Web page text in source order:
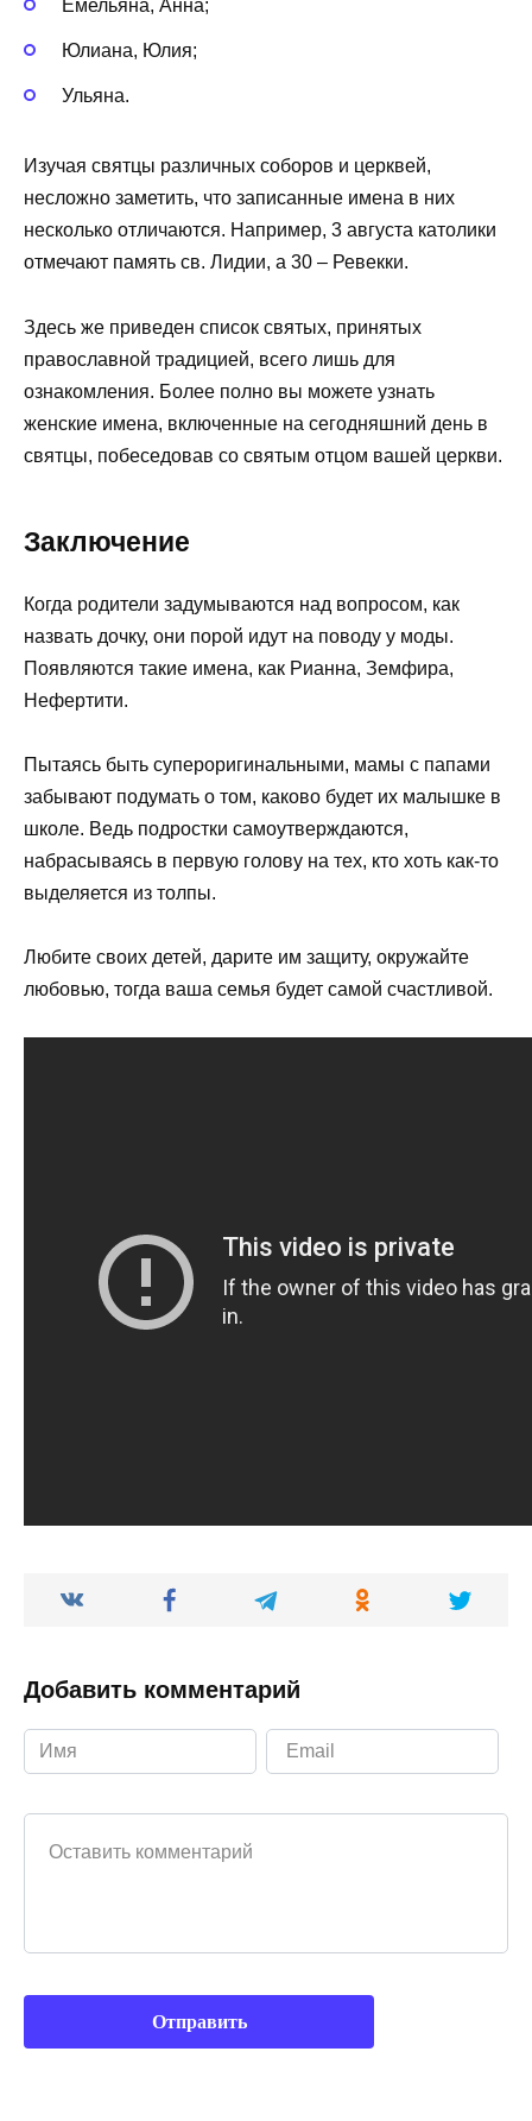
Емельяна, Анна;
Юлиана, Юлия;
Ульяна.
Изучая святцы различных соборов и церквей,
несложно заметить, что записанные имена в них
несколько отличаются. Например, 3 августа католики
отмечают память св. Лидии, а 30 – Ревекки.
Здесь же приведен список святых, принятых
православной традицией, всего лишь для
ознакомления. Более полно вы можете узнать
женские имена, включенные на сегодняшний день в
святцы, побеседовав со святым отцом вашей церкви.
Заключение
Когда родители задумываются над вопросом, как
назвать дочку, они порой идут на поводу у моды.
Появляются такие имена, как Рианна, Земфира,
Нефертити.
Пытаясь быть супероригинальными, мамы с папами
забывают подумать о том, каково будет их малышке в
школе. Ведь подростки самоутверждаются,
набрасываясь в первую голову на тех, кто хоть как-то
выделяется из толпы.
Любите своих детей, дарите им защиту, окружайте
любовью, тогда ваша семья будет самой счастливой.
Добавить комментарий